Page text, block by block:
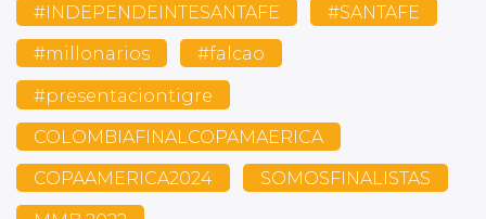
#INDEPENDEINTESANTAFE #SANTAFE
#millonarios #falcao
#presentaciontigre
COLOMBIAFINALCOPAMAERICA
COPAAMERICA2024 SOMOSFINALISTAS